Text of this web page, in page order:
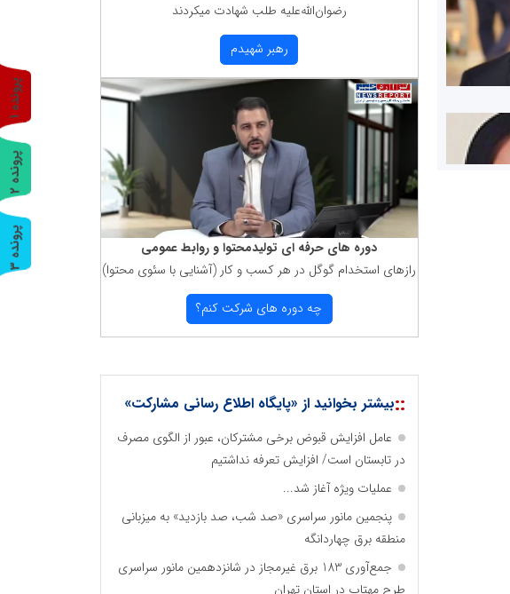
رضوان‌الله‌علیه طلب شهادت میكردند
رهبر شهیدم
دوره های حرفه ای تولیدمحتوا و روابط عمومی
رازهای استخدام گوگل در هر كسب و كار (آشنایی با سئوی محتوا)
چه دوره های شركت كنم؟
::بیشتر بخوانید از «پایگاه اطلاع رسانی مشارکت»
عامل افزایش قبوض برخی مشترکان، عبور از الگوی مصرف
در تابستان است/ افزایش تعرفه نداشتیم
عملیات ویژه آغاز شد...
پنجمین مانور سراسری «صد شب، صد بازدید» به میزبانی
منطقه برق چهاردانگه
جمع‌آوری 183 برق غیرمجاز در شانزدهمین مانور سراسری
طرح مهتاب در استان تهران
پ
ر
و
ن
د
ه
1
پ
ر
و
ن
د
ه
2
پ
ر
و
ن
د
ه
3